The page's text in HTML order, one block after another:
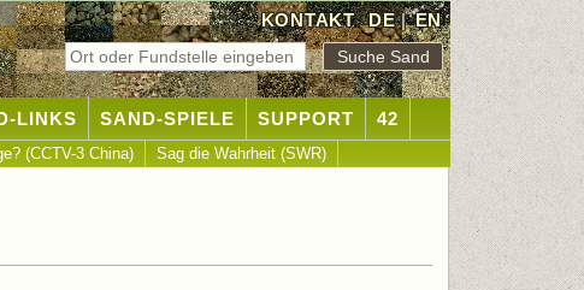
KONTAKT DE|EN
LINKS SAND-SPIELE SUPPORT 42
(CCTV-3 China) Sag die Wahrheit (SWR)